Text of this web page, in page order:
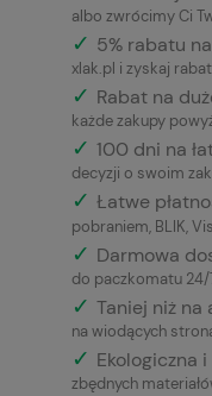
albo zwrócimy Ci
✓ 5% rabatu
xlak.pl i zyskaj
✓ Rabat na
każde zakupy
✓ 100 dni na
decyzji o swoim
✓ Łatwe
pobraniem, BLIK,
✓ Darmowa
do paczkomatu
✓ Taniej niż na
na wiodących
✓ Ekologiczna
zbędnych